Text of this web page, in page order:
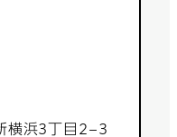
横浜3丁目2−3